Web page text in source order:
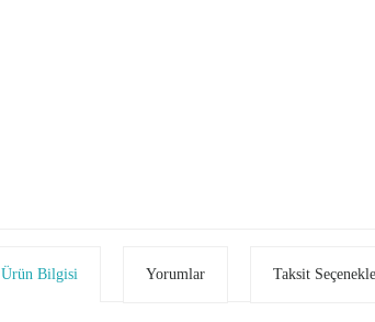
Ürün Bilgisi Yorumlar Taksit